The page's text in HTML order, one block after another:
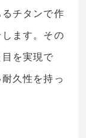
チタンで作
ます。その
を実現で
久性を持っ